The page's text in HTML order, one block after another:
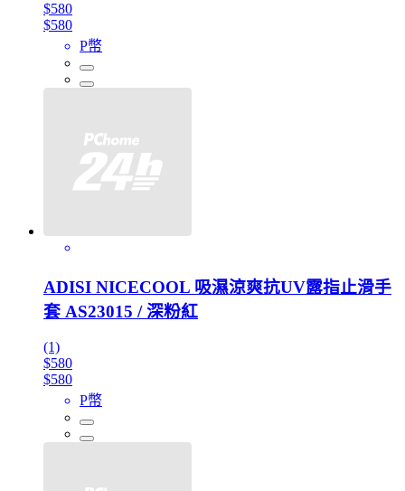
$580
$580
P幣
ADISI NICECOOL 吸濕涼爽抗UV露指止滑手
套 AS23015 / 深粉紅
(1)
$580
$580
P幣